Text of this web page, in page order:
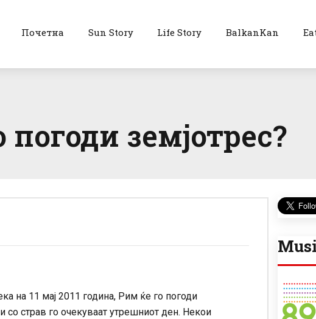
Почетна Sun Story Life Story BalkanKan
земјотрес?
на 11 мај 2011 година, Рим ќе го погоди
со страв го очекуваат утрешниот ден. Некои